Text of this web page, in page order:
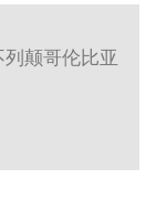
颠哥伦比亚